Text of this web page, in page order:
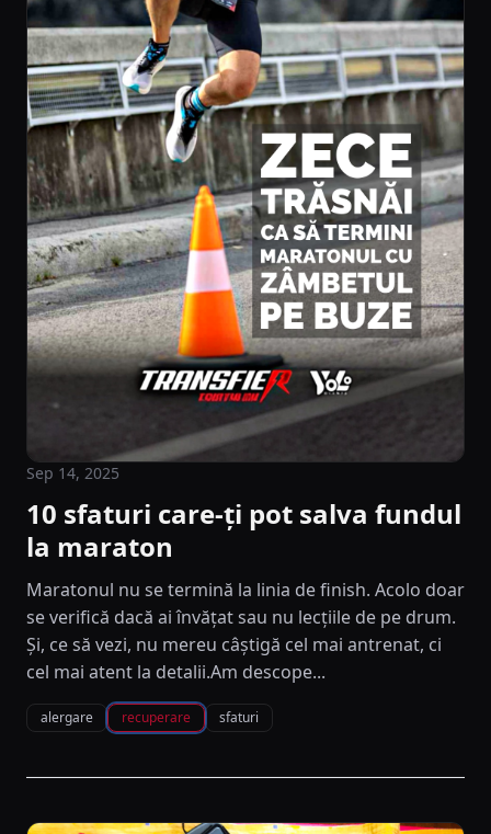
Sep 14, 2025
10 sfaturi care-ți pot salva fundul
la maraton
Maratonul nu se termină la linia de finish. Acolo doar
se verifică dacă ai învățat sau nu lecțiile de pe drum.
Și, ce să vezi, nu mereu câștigă cel mai antrenat, ci
cel mai atent la detalii.Am descope...
alergare recuperare sfaturi